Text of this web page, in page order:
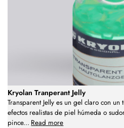
Kryolan Tranperant Jelly
Transparent Jelly es un gel claro con
efectos realistas de piel húmeda o
pince... Read more